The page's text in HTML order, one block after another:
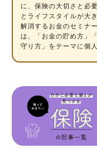
に、保険の大切さと必
とライフスタイルが大
解消するお金のセミナ
は、「お金の貯め方」
守り方」をテーマに個